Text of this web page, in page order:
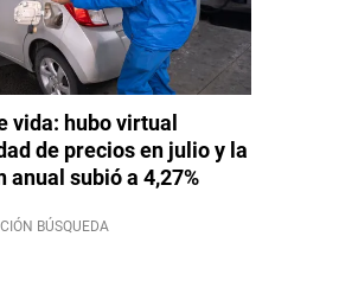
vida: hubo virtual
de precios en julio y la
anual subió a 4,27%
BÚSQUEDA